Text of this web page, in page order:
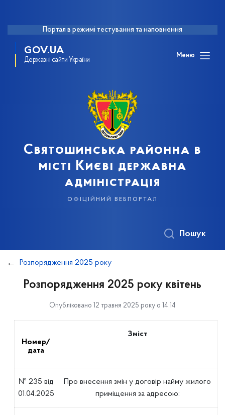
Портал в режимі тестування та наповнення
GOV.UA
Державні сайти України
Меню
Святошинська районна в
місті Києві державна
адміністрація
офіційний вебпортал
Пошук
Розпорядження 2025 року
Розпорядження 2025 року квітень
Опубліковано 12 травня 2025 року о 14:14
Номер/
дата
Зміст
№ 235 від
01.04.2025
Про внесення змін у договір найму жилого
приміщення за адресою: